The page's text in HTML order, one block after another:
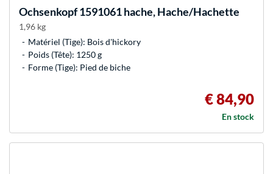
Ochsenkopf1591061 hache, Hache/Hachette
1,96 kg
Matériel (Tige): Bois d'hickory
Poids (Tête): 1250 g
Forme (Tige): Pied de biche
€ 84,90
En stock